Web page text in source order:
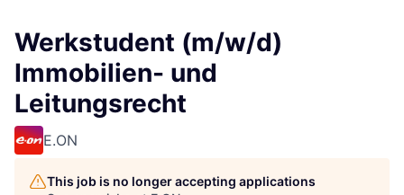
Werkstudent (m/w/d)
Immobilien- und
Leitungsrecht
E.ON
This job is no longer accepting applications